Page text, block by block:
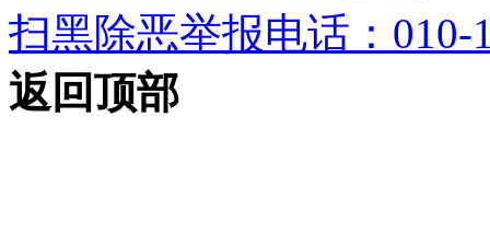
扫黑除恶举报电话：010-
返回顶部